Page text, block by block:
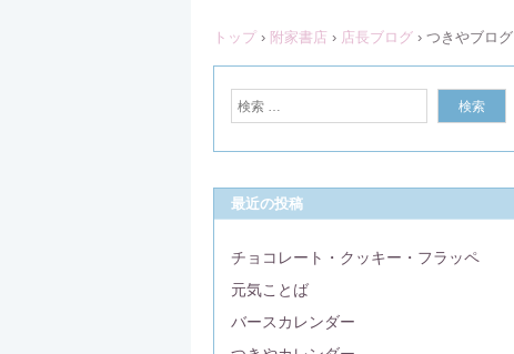
トップ › 附家書店 › 店長ブログ › つきやブログ
最近の投稿
チョコレート・クッキー・フラッペ
元気ことば
バースカレンダー